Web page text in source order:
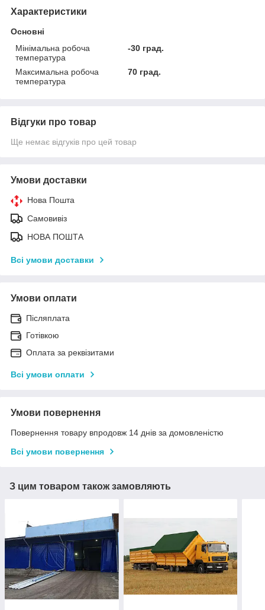
Характеристики
Основні
Мінімальна робоча
температура
-30 град.
Максимальна робоча
температура
70 град.
Відгуки про товар
Ще немає відгуків про цей товар
Умови доставки
Нова Пошта
Самовивіз
НОВА ПОШТА
Всі умови доставки
Умови оплати
Післяплата
Готівкою
Оплата за реквізитами
Всі умови оплати
Умови повернення
Повернення товару впродовж 14 днів за домовленістю
Всі умови повернення
З цим товаром також замовляють